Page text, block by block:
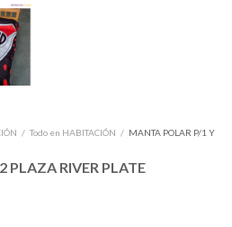
/ Todo en HABITACIÓN / MANTA POLAR P/1 Y
PLAZA RIVER PLATE